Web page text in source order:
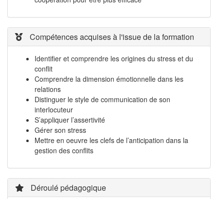
Compétences acquises à l'issue de la formation
Identifier et comprendre les origines du stress et du
conflit
Comprendre la dimension émotionnelle dans les
relations
Distinguer le style de communication de son
interlocuteur
S’appliquer l’assertivité
Gérer son stress
Mettre en oeuvre les clefs de l’anticipation dans la
gestion des conflits
Déroulé pédagogique